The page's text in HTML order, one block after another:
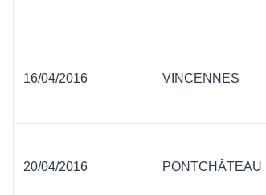
16/04/2016 VINCENNES
20/04/2016 PONTCHÂTEAU